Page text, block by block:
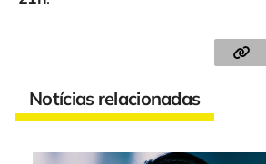
Notícias relacionadas